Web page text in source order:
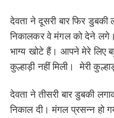
देवता ने दूसरी बार फिर डुबकी
निकालकर वे मंगल को देने
भाग्य खोटे हैं। आपने मेरे लिए
कुल्हाड़ी नहीं मिली। मेरी
देवता ने तीसरी बार डुबकी
निकाल दी। मंगल प्रसन्न हो